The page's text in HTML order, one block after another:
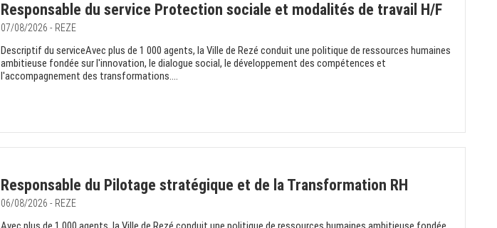
Responsable du service Protection sociale et modalités de travail H/F
07/08/2026 - REZE
Descriptif du serviceAvec plus de 1 000 agents, la Ville de Rezé conduit une politique de ressources humaines
ambitieuse fondée sur l'innovation, le dialogue social, le développement des compétences et
l'accompagnement des transformations....
Responsable du Pilotage stratégique et de la Transformation RH
06/08/2026 - REZE